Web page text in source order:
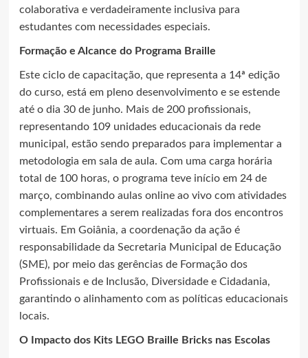
colaborativa e verdadeiramente inclusiva para
estudantes com necessidades especiais.
Formação e Alcance do Programa Braille
Este ciclo de capacitação, que representa a 14ª edição
do curso, está em pleno desenvolvimento e se estende
até o dia 30 de junho. Mais de 200 profissionais,
representando 109 unidades educacionais da rede
municipal, estão sendo preparados para implementar a
metodologia em sala de aula. Com uma carga horária
total de 100 horas, o programa teve início em 24 de
março, combinando aulas online ao vivo com atividades
complementares a serem realizadas fora dos encontros
virtuais. Em Goiânia, a coordenação da ação é
responsabilidade da Secretaria Municipal de Educação
(SME), por meio das gerências de Formação dos
Profissionais e de Inclusão, Diversidade e Cidadania,
garantindo o alinhamento com as políticas educacionais
locais.
O Impacto dos Kits LEGO Braille Bricks nas Escolas